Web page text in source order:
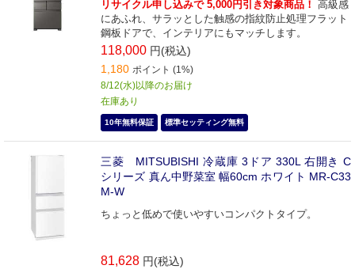
リサイクル申し込みで 5,000円引き対象商品！ 高級感
にあふれ、サラッとした触感の指紋防止処理フラット
鋼板ドアで、インテリアにもマッチします。
118,000 円(税込)
1,180 ポイント (1%)
8/12(水)以降のお届け
在庫あり
10年無料保証 標準セッティング無料
三菱 MITSUBISHI 冷蔵庫 3ドア 330L 右開き C
シリーズ 真ん中野菜室 幅60cm ホワイト MR-C33
M-W
ちょっと低めで使いやすいコンパクトタイプ。
81,628 円(税込)